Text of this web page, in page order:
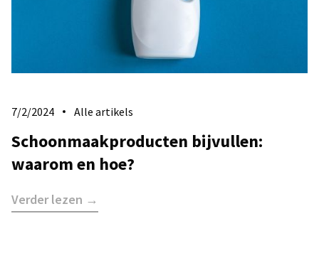
7/2/2024 Alle artikels
Schoonmaakproducten bijvullen:
waarom en hoe?
Verder lezen →